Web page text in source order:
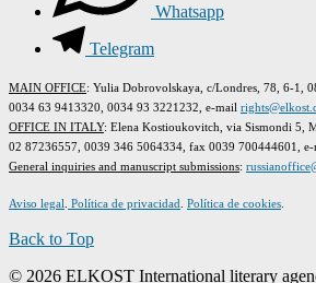
Whatsapp
Telegram
MAIN OFFICE: Yulia Dobrovolskaya, c/Londres, 78, 6-1,
0034 63 9413320, 0034 93 3221232, e-mail
OFFICE IN ITALY: Elena Kostioukovitch, via Sismondi 5,
02 87236557, 0039 346 5064334, fax 0039 700444601, e-
General inquiries and manuscript submissions:
Aviso legal Política de privacidad Política de cookies
Back to Top
© 2026 ELKOST International literary